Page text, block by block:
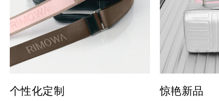
个性化定制 惊艳新品